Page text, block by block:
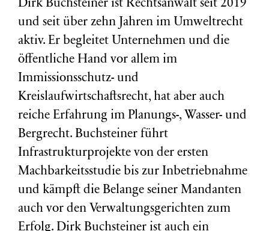
Dirk Buchsteiner ist Rechtsanwalt seit 2019
und seit über zehn Jahren im Umweltrecht
aktiv. Er begleitet Unternehmen und die
öffentliche Hand vor allem im
Immissionsschutz- und
Kreislaufwirtschaftsrecht, hat aber auch
reiche Erfahrung im Planungs-, Wasser- und
Bergrecht. Buchsteiner führt
Infrastrukturprojekte von der ersten
Machbarkeitsstudie bis zur Inbetriebnahme
und kämpft die Belange seiner Mandanten
auch vor den Verwaltungsgerichten zum
Erfolg. Dirk Buchsteiner ist auch ein